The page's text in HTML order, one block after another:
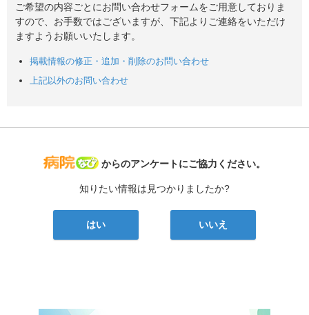
ご希望の内容ごとにお問い合わせフォームをご用意しておりま
すので、お手数ではございますが、下記よりご連絡をいただけ
ますようお願いいたします。
掲載情報の修正・追加・削除のお問い合わせ
上記以外のお問い合わせ
病院なび
からのアンケートにご協力ください。
知りたい情報は見つかりましたか?
はい いいえ